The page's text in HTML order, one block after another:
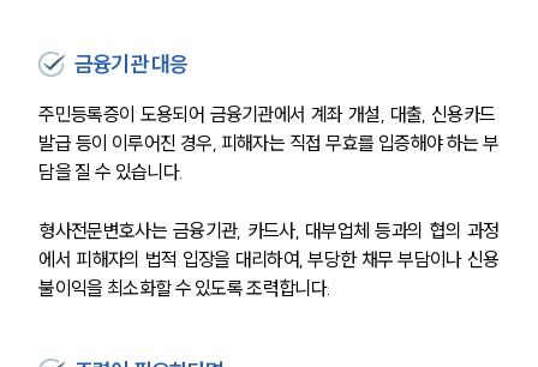
금융기관 대응
주민등록증이 도용되어 금융기관에서 계좌 개설, 대출, 신용카드
발급 등이 이루어진 경우, 피해자는 직접 무효를 입증해야 하는 부
담을 질 수 있습니다.
형사전문변호사는 금융기관, 카드사, 대부업체 등과의 협의 과정
에서 피해자의 법적 입장을 대리하여, 부당한 채무 부담이나 신용
불이익을 최소화할 수 있도록 조력합니다.